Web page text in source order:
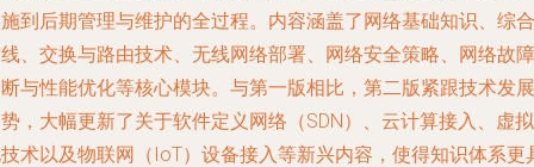
到后期管理与维护的全过程。内容涵盖了网络基础知识、综合
、交换与路由技术、无线网络部署、网络安全策略、网络故障
与性能优化等核心模块。与第一版相比，第二版紧跟技术发展
，大幅更新了关于软件定义网络（SDN）、云计算接入、虚拟
术以及物联网（IoT）设备接入等新兴内容，使得知识体系更